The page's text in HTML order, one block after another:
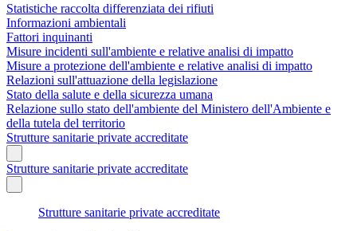
Statistiche raccolta differenziata dei rifiuti
Informazioni ambientali
Fattori inquinanti
Misure incidenti sull'ambiente e relative analisi di impatto
Misure a protezione dell'ambiente e relative analisi di impatto
Relazioni sull'attuazione della legislazione
Stato della salute e della sicurezza umana
Relazione sullo stato dell'ambiente del Ministero dell'Ambiente e
della tutela del territorio
Strutture sanitarie private accreditate
Strutture sanitarie private accreditate
Strutture sanitarie private accreditate